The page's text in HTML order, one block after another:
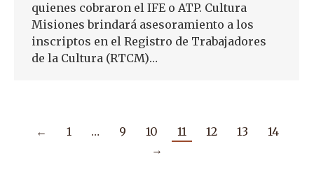
quienes cobraron el IFE o ATP. Cultura
Misiones brindará asesoramiento a los
inscriptos en el Registro de Trabajadores
de la Cultura (RTCM)…
← 1 … 9 10 11 12 13
14
→